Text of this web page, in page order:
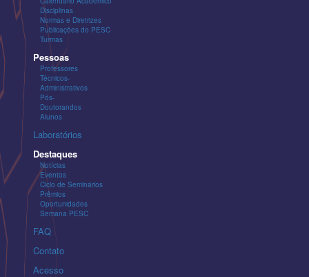
Disciplinas
Normas e Diretrizes
Publicações do PESC
Turmas
Pessoas
Professores
Técnicos-
Administrativos
Pós-
Doutorandos
Alunos
Laboratórios
Destaques
Notícias
Eventos
Ciclo de Seminários
Prêmios
Oportunidades
Semana PESC
FAQ
Contato
Acesso